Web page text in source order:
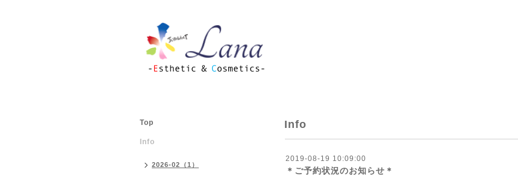
Info
2019-08-19 10:09:00
＊ご予約状況のお知らせ＊
Top
Info
2026-02（1）